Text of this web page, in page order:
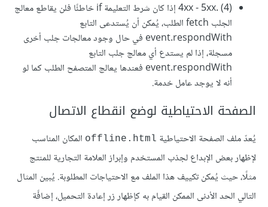
4xx - 5xx. (4) إذا كان شرط التعليمة if خاطئًا فلن يقاطع معالج
الجلب fetch الطلب، يُمكن أن يُستدعى التابع
event.respondWith في حال وجود معالجات جلب أخرى
مسجلة، إذا لم يستدع أي معالج جلب التابع
event.respondWith فعندها يعالج المتصفح الطلب كما لو
أنه لا يوجد عامل خدمة.
الصفحة الاحتياطية لوضع انقطاع الاتصال
يُعدّ ملف الصفحة الاحتياطية offline.html المكان المناسب
لإظهار بعض الإبداع لجذب المستخدم وإبراز العلامة التجارية للمنتج
مثلًا، حيث يُمكن تكييف هذا الملف مع الاحتياجات المطلوبة. يُبين المثال
التالي الحد الأدنى الممكن القيام به كإظهار زر إعادة التحميل، إضافًة